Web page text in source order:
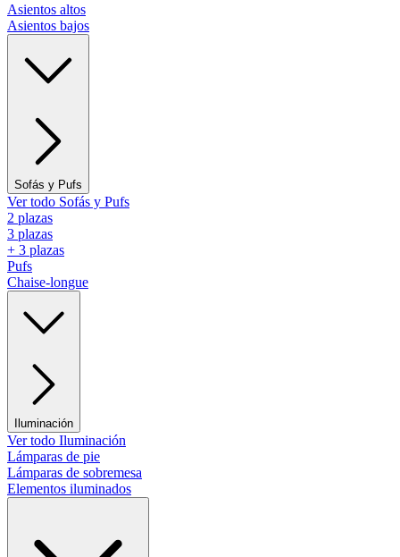
Asientos altos
Asientos bajos
Sofás y Pufs
Ver todo Sofás y Pufs
2 plazas
3 plazas
+ 3 plazas
Pufs
Chaise-longue
Iluminación
Ver todo Iluminación
Lámparas de pie
Lámparas de sobremesa
Elementos iluminados